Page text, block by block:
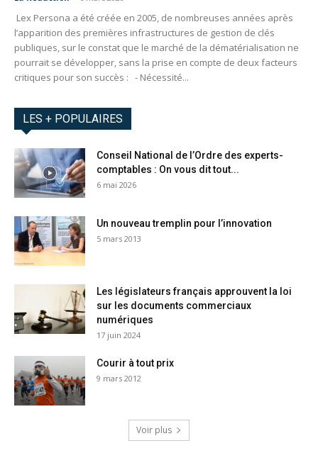
Lex Persona a été créée en 2005, de nombreuses années après
l’apparition des premières infrastructures de gestion de clés
publiques, sur le constat que le marché de la dématérialisation ne
pourrait se développer, sans la prise en compte de deux facteurs
critiques pour son succès : - Nécessité...
LES + POPULAIRES
Conseil National de l’Ordre des experts-
comptables : On vous dit tout...
6 mai 2026
Un nouveau tremplin pour l’innovation
5 mars 2013
Les législateurs français approuvent la loi
sur les documents commerciaux
numériques
17 juin 2024
Courir à tout prix
9 mars 2012
Voir plus